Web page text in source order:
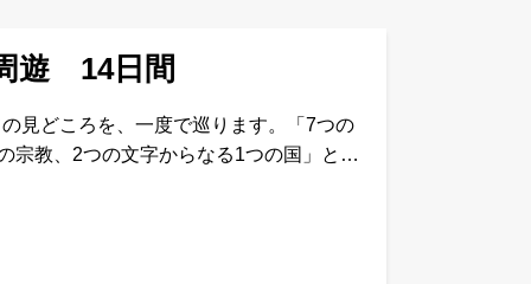
遊 14日間
見どころを、一度で巡ります。「7つの
宗教、2つの文字からなる1つの国」とい